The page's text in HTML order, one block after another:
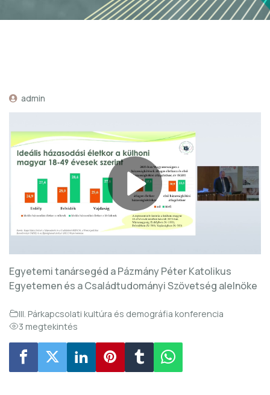
admin
Egyetemi tanársegéd a Pázmány Péter Katolikus
Egyetemen és a Családtudományi Szövetség alelnöke
III. Párkapcsolati kultúra és demográfia konferencia
3 megtekintés